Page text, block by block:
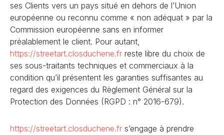
ses Clients vers un pays situé en dehors de l’Union
européenne ou reconnu comme « non adéquat » par la
Commission européenne sans en informer
préalablement le client. Pour autant,
https://streetart.closduchene.fr reste libre du choix de
ses sous-traitants techniques et commerciaux à la
condition qu’il présentent les garanties suffisantes au
regard des exigences du Règlement Général sur la
Protection des Données (RGPD : n° 2016-679).
https://streetart.closduchene.fr s’engage à prendre